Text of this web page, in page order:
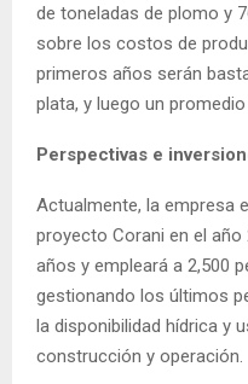
de toneladas de plomo y
sobre los costos de
primeros años serán
plata, y luego un
Perspectivas e
Actualmente, la empresa
proyecto Corani en el
años y empleará a 2,500
gestionando los últimos
la disponibilidad hídrica y
construcción y operación.